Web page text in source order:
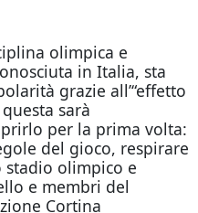
olimpica e
in Italia, sta
grazie all’“effetto
sarà
per la prima volta:
del gioco, respirare
stadio olimpico e
e membri del
Cortina